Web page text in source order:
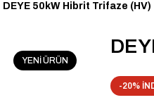
DEYE 50kW Hibrit Trifaze (HV)
YENİ ÜRÜN
-20%